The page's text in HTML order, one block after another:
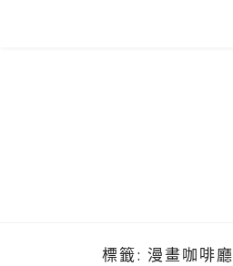
標籤: 漫畫咖啡廳